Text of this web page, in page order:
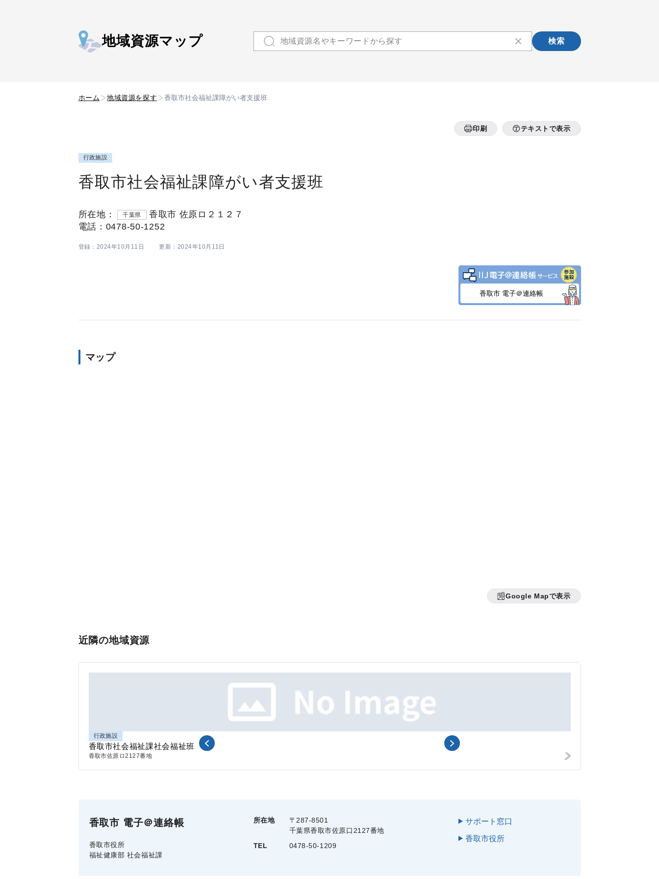
地域資源マップ 検索
ホーム 地域資源を探す 香取市社会福祉課障がい者支援班
印刷 テキストで表示
行政施設
香取市社会福祉課障がい者支援班
所在地： 千葉県
香取市 佐原ロ２１２７
電話：0478-50-1252
登録：2024年10月11日 更新：2024年10月11日
香取市 電子＠連絡帳
マップ
Google Mapで表示
近隣の地域資源
行政施設
香取市社会福祉課社会福祉班
香取市佐原ロ2127番地
香取市 電子＠連絡帳
香取市役所
福祉健康部 社会福祉課
所在地
〒287-8501
千葉県香取市佐原口2127番地
TEL
0478-50-1209
サポート窓口
香取市役所